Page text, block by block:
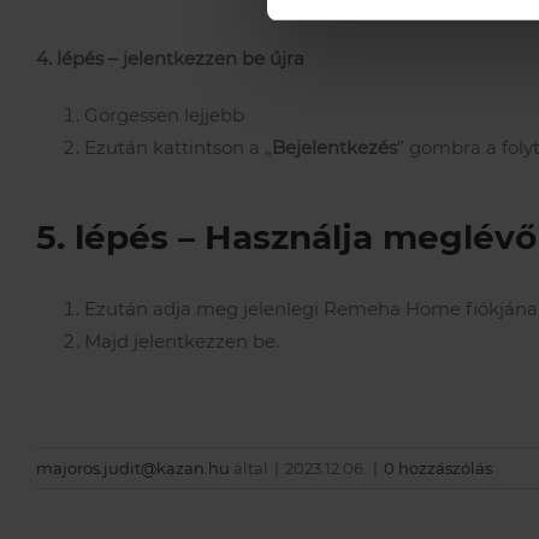
4. lépés – jelentkezzen be újra
Görgessen lejjebb
Ezután kattintson a „Bejelentkezés” gombra a
5. lépés – Használja
Ezután adja meg jelenlegi Remeha Home
Majd jelentkezzen be.
majoros.judit@kazan.hu által 2023.12.06. 0 hozzászólás